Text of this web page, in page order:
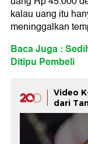
kalau uang itu
meninggalkan
Baca Juga :
Ditipu Pembeli
Video
dari